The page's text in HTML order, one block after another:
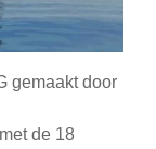
gemaakt door
de 18